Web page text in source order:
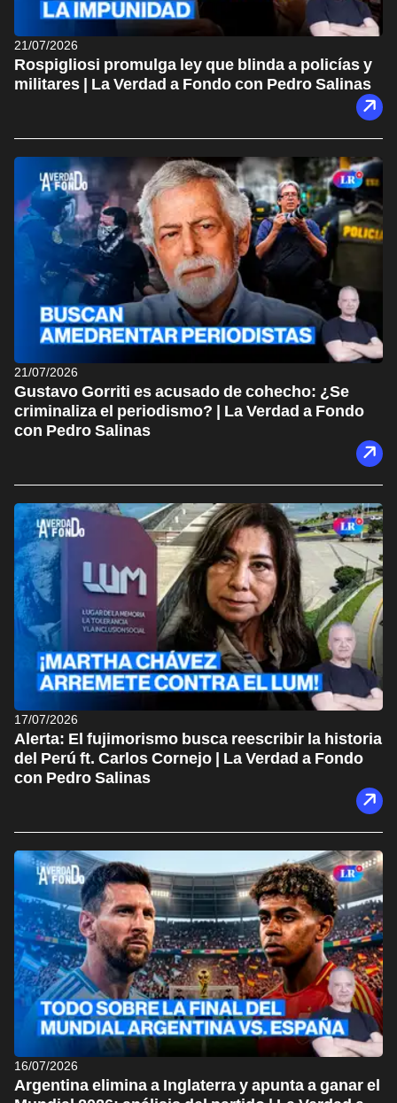
21/07/2026
Rospigliosi promulga ley que blinda a policías y
militares | La Verdad a Fondo con Pedro Salinas
21/07/2026
Gustavo Gorriti es acusado de cohecho: ¿Se
criminaliza el periodismo? | La Verdad a Fondo
con Pedro Salinas
17/07/2026
Alerta: El fujimorismo busca reescribir la historia
del Perú ft. Carlos Cornejo | La Verdad a Fondo
con Pedro Salinas
16/07/2026
Argentina elimina a Inglaterra y apunta a ganar el